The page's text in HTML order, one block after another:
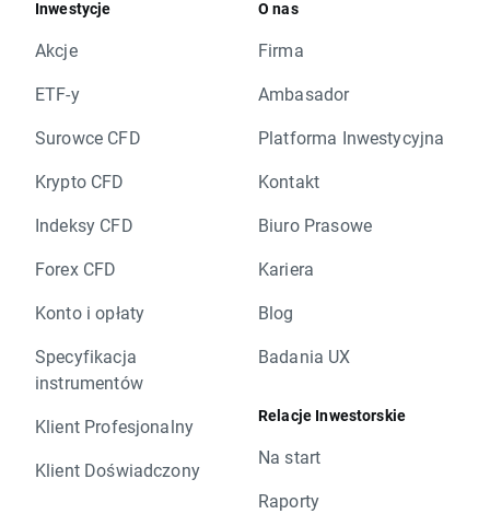
Inwestycje
Akcje
ETF-y
Surowce CFD
Krypto CFD
Indeksy CFD
Forex CFD
Konto i opłaty
Specyfikacja
instrumentów
Klient Profesjonalny
Klient Doświadczony
O nas
Firma
Ambasador
Platforma Inwestycyjna
Kontakt
Biuro Prasowe
Kariera
Blog
Badania UX
Relacje Inwestorskie
Na start
Raporty